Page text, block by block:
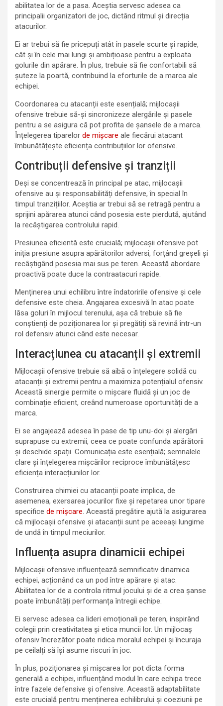
abilitatea lor de a pasa. Aceștia servesc adesea ca
principalii organizatori de joc, dictând ritmul și direcția
atacurilor.
Ei ar trebui să fie pricepuți atât în pasele scurte și rapide,
cât și în cele mai lungi și ambițioase pentru a exploata
golurile din apărare. În plus, trebuie să fie confortabili să
șuteze la poartă, contribuind la eforturile de a marca ale
echipei.
Coordonarea cu atacanții este esențială; mijlocașii
ofensive trebuie să-și sincronizeze alergările și pasele
pentru a se asigura că pot profita de șansele de a marca.
Înțelegerea tiparelor de mișcare ale fiecărui atacant
îmbunătățește eficiența contribuțiilor lor ofensive.
Contribuții defensive și tranziții
Deși se concentrează în principal pe atac, mijlocașii
ofensive au și responsabilități defensive, în special în
timpul tranzițiilor. Aceștia ar trebui să se retragă pentru a
sprijini apărarea atunci când posesia este pierdută, ajutând
la recâștigarea controlului rapid.
Presiunea eficientă este crucială; mijlocașii ofensive pot
iniția presiune asupra apărătorilor adversi, forțând greșeli și
recâștigând posesia mai sus pe teren. Această abordare
proactivă poate duce la contraatacuri rapide.
Menținerea unui echilibru între îndatoririle ofensive și cele
defensive este cheia. Angajarea excesivă în atac poate
lăsa goluri în mijlocul terenului, așa că trebuie să fie
conștienți de poziționarea lor și pregătiți să revină într-un
rol defensiv atunci când este necesar.
Interacțiunea cu atacanții și extremii
Mijlocașii ofensive trebuie să aibă o înțelegere solidă cu
atacanții și extremii pentru a maximiza potențialul ofensiv.
Această sinergie permite o mișcare fluidă și un joc de
combinație eficient, creând numeroase oportunități de a
marca.
Ei se angajează adesea în pase de tip unu-doi și alergări
suprapuse cu extremii, ceea ce poate confunda apărătorii
și deschide spații. Comunicația este esențială; semnalele
clare și înțelegerea mișcărilor reciproce îmbunătățesc
eficiența interacțiunilor lor.
Construirea chimiei cu atacanții poate implica, de
asemenea, exersarea jocurilor fixe și repetarea unor tipare
specifice de mișcare. Această pregătire ajută la asigurarea
că mijlocașii ofensive și atacanții sunt pe aceeași lungime
de undă în timpul meciurilor.
Influența asupra dinamicii echipei
Mijlocașii ofensive influențează semnificativ dinamica
echipei, acționând ca un pod între apărare și atac.
Abilitatea lor de a controla ritmul jocului și de a crea șanse
poate îmbunătăți performanța întregii echipe.
Ei servesc adesea ca lideri emoționali pe teren, inspirând
colegii prin creativitatea și etica muncii lor. Un mijlocaș
ofensiv încrezător poate ridica moralul echipei și încuraja
pe ceilalți să își asume riscuri în joc.
În plus, poziționarea și mișcarea lor pot dicta forma
generală a echipei, influențând modul în care echipa trece
între fazele defensive și ofensive. Această adaptabilitate
este crucială pentru menținerea echilibrului și coeziunii pe